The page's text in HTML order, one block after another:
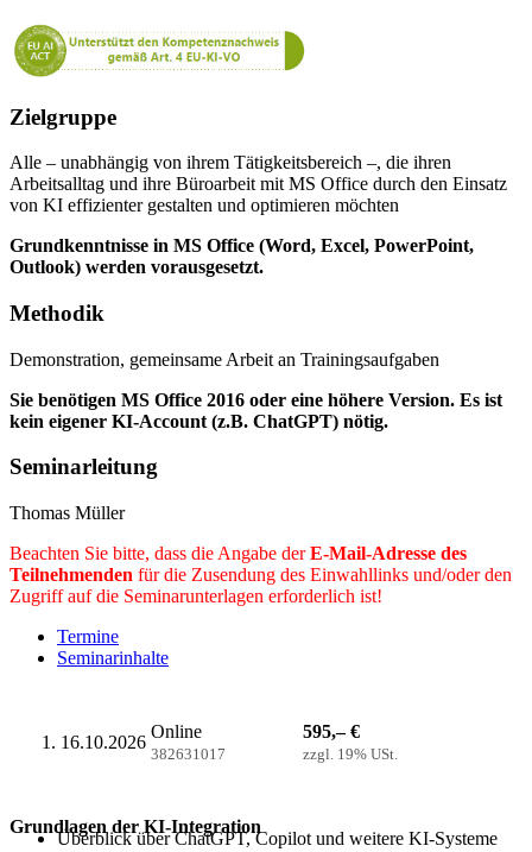
Zielgruppe
Alle – unabhängig von ihrem Tätigkeitsbereich –, die ihren
Arbeitsalltag und ihre Büroarbeit mit MS Office durch den Einsatz
von KI effizienter gestalten und optimieren möchten
Grundkenntnisse in MS Office (Word, Excel, PowerPoint,
Outlook) werden vorausgesetzt.
Methodik
Demonstration, gemeinsame Arbeit an Trainingsaufgaben
Sie benötigen MS Office 2016 oder eine höhere Version. Es ist
kein eigener KI-Account (z.B. ChatGPT) nötig.
Seminarleitung
Thomas Müller
Beachten Sie bitte, dass die Angabe derE-Mail-Adresse des
Teilnehmenden für die Zusendung des Einwahllinks und/oder den
Zugriff auf die Seminarunterlagen erforderlich ist!
Termine
Seminarinhalte
16.10.2026
Online
382631017
595,– €
zzgl. 19% USt.
Grundlagen der KI-Integration
Überblick überChatGPT, Copilot und weitere KI-Systeme